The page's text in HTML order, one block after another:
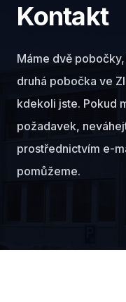
Kontakt
Máme dvě
druhá pobočka ve
kdekoli jste. Pokud
požadavek,
prostřednictvím e-
pomůžeme.